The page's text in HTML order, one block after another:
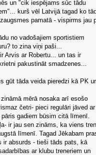
un "cik iespējams sūc tādu
kurš vēl Latvijā tagad ko
pamatā - vispirms jau
no vadošajiem sportistiem
to zina viņi paši...
Arvis ar Robertu... un tas ir
pakustināt smadzenes...
gūt tāda veida pieredzi kā PK
mērā nosaka arī esošo
četri- pieci regulāri jāved ar
gadiem būsim citā līmenī.
ir jau sen zināms, ka viens
līmenī. Tagad Jēkabam
ir absurds - tieši tāds pats, kā
ar klubu treneriem un